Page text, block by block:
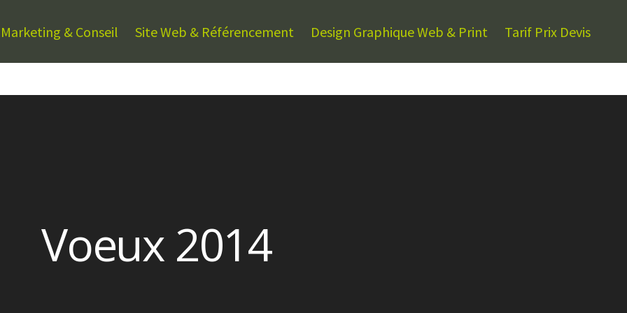
& Conseil Site Web & Référencement Design Graphique Web & Print Tarif Prix Devis
Voeux 2014